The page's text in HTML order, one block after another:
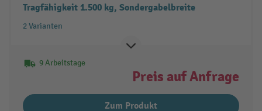
Tragfähigkeit 1.500 kg, Sondergabelbreite
2 Varianten
9 Arbeitstage
Preis auf Anfrage
Zum Produkt